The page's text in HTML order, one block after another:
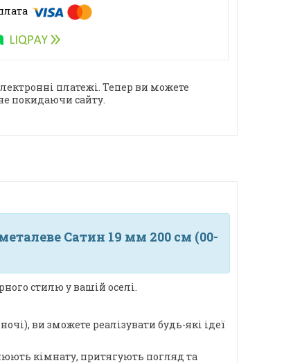
платежі. Тепер ви можете
покидаючи сайту.
Сатин 19 мм 200 см (00-
стилю у вашій оселі.
ви зможете реалізувати будь-які ідеї
кімнату, притягують погляд та